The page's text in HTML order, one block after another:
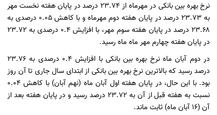
نرخ بهره بین بانکی در مهرماه از ۲۳.۷۴ درصد در پایان هفته نخست مهر
به ۲۳.۷۳ درصد در پایان هفته دوم مهرماه و با کاهش ۰.۰۵ درصدی به
۲۳.۶۸ درصد در پایان هفته سوم مهر، با افزایش ۰.۴ درصدی به ۲۳.۷۲
در پایان هفته چهارم مهر ماه ماه رسید.
در دوم آبان ماه نرخ بهره بین بانکی با افزایش ۰.۴ درصدی به ۲۳.۷۶
درصد رسید که بالاترین نرخ بهره بین بانکی از ابتدای سال جاری تا آن روز
بود. با این حال، در پایان هفته اول آبان ماه (نهم آبان) با کاهش ۰.۰۴
نسبت به هفته قبل از آن به ۲۳.۷۲ درصد رسید و در پایان هفته بعد از
آن (۱۶ آبان ماه) ثابت ماند.